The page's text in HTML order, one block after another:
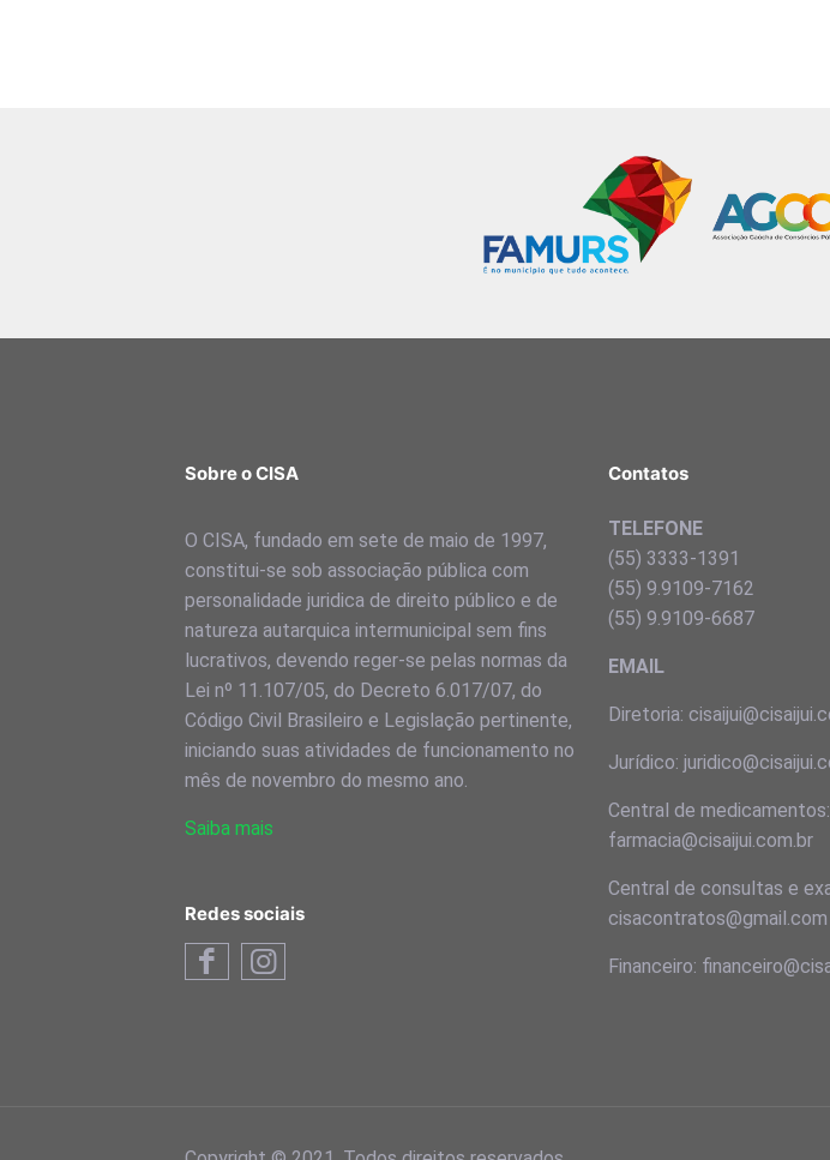
Sobre o CISA
O CISA, fundado em sete de maio de 1997,
constitui-se sob associação pública com
personalidade juridica de direito público e de
natureza autarquica intermunicipal sem fins
lucrativos, devendo reger-se pelas normas da
Lei nº 11.107/05, do Decreto 6.017/07, do
Código Civil Brasileiro e Legislação pertinente,
iniciando suas atividades de funcionamento no
mês de novembro do mesmo ano.
Saiba mais
Redes sociais
Contatos
TELEFONE
(55) 3333-1391
(55) 9.9109-7162
(55) 9.9109-6687
EMAIL
Diretoria:
Jurídico:
Central de medicamentos:
farmacia@cisaijui.com.br
Central de consultas e
cisacontratos@gmail.com
Financeiro: